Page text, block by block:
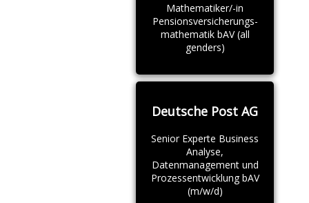
Mathematiker/-in
Pensionsversicherungs-
mathematik bAV (all
genders)
Deutsche Post AG
Senior Experte Business
Analyse,
Datenmanagement und
Prozessentwicklung bAV
(m/w/d)